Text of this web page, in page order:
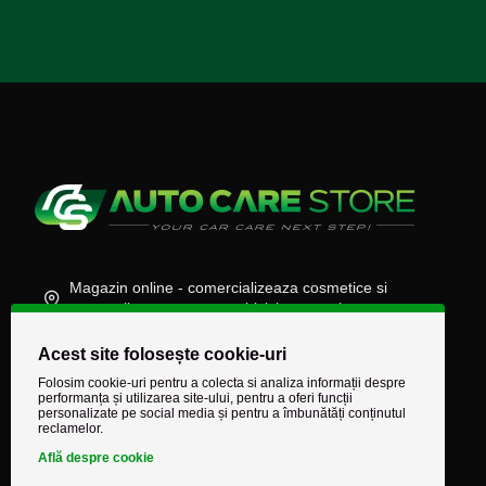
Magazin online - comercializeaza cosmetice si
accesorii auto, moto, atv, biciclete, camioane
(+40) 745 848 890
comenzi@autocarestore.ro
Acest site folosește cookie-uri
Folosim cookie-uri pentru a colecta si analiza informații despre
performanța și utilizarea site-ului, pentru a oferi funcții
personalizate pe social media și pentru a îmbunătăți conținutul
reclamelor.
Află despre cookie